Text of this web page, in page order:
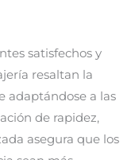
satisfechos y
resaltan la
adaptándose a las
de rapidez,
asegura que los